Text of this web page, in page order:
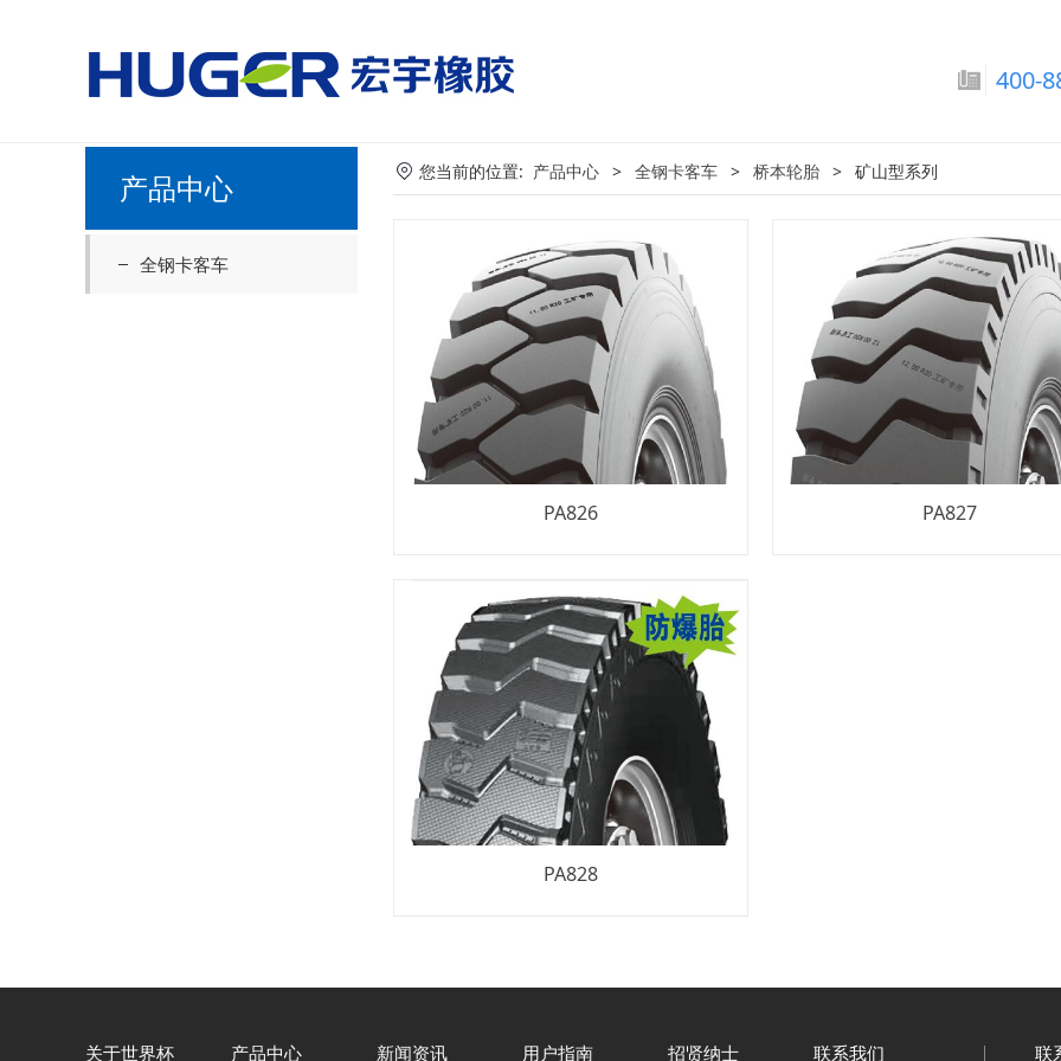
美国国家男子足球队vs巴拉圭国家男子足球队-
400-
产品中心
全钢卡客车
您当前的位置: 产品中心 > 全钢卡客车 > 桥本轮胎 > 矿山型系列
PA826 PA827
PA828
关于世界杯 产品中心 新闻资讯 用户指南 招贤纳士 联系我们 联